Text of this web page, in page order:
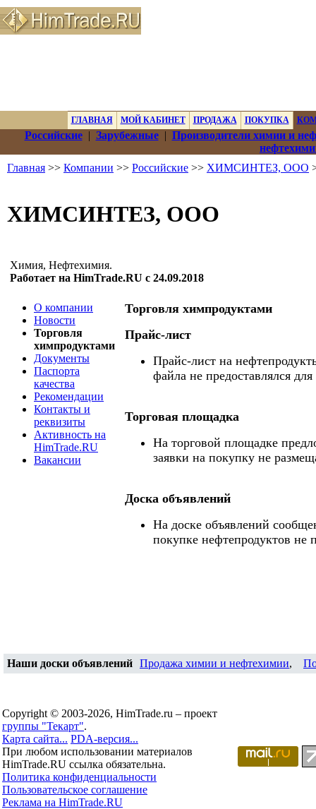
ГЛАВНАЯ МОЙ КАБИНЕТ ПРОДАЖА ПОКУПКА
Российские| Зарубежные| Производители химии и
Главная >> Компании >> Российские >> ХИМСИНТЕЗ, ООО
ХИМСИНТЕЗ, ООО
Химия, Нефтехимия.
Работает на HimTrade.RU с 24.09.2018
О компании
Новости
Торговля
химпродуктами
Документы
Паспорта
качества
Рекомендации
Контакты и
реквизиты
Активность на
HimTrade.RU
Вакансии
Торговля химпродуктами
Прайс-лист
Прайс-лист на
файла не предоставлялся
Торговая площадка
На торговой площадке
заявки на покупку не
Доска объявлений
На доске объявлений
покупке нефтепродуктов не
Наши доски объявлений Продажа химии и нефтехимии,
Copyright © 2003-2026, HimTrade.ru – проект
группы "Текарт".
Карта сайта... PDA-версия...
При любом использовании материалов
HimTrade.RU ссылка обязательна.
Политика конфиденциальности
Пользовательское соглашение
Реклама на HimTrade.RU